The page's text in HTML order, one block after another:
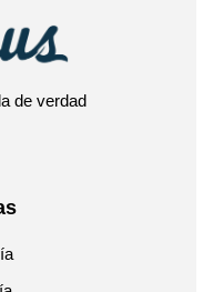
de verdad